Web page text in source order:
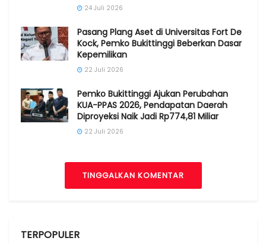
24 Juli 2026
Pasang Plang Aset di Universitas Fort De
Kock, Pemko Bukittinggi Beberkan Dasar
Kepemilikan
22 Juli 2026
Pemko Bukittinggi Ajukan Perubahan
KUA-PPAS 2026, Pendapatan Daerah
Diproyeksi Naik Jadi Rp774,81 Miliar
22 Juli 2026
TINGGALKAN KOMENTAR
TERPOPULER